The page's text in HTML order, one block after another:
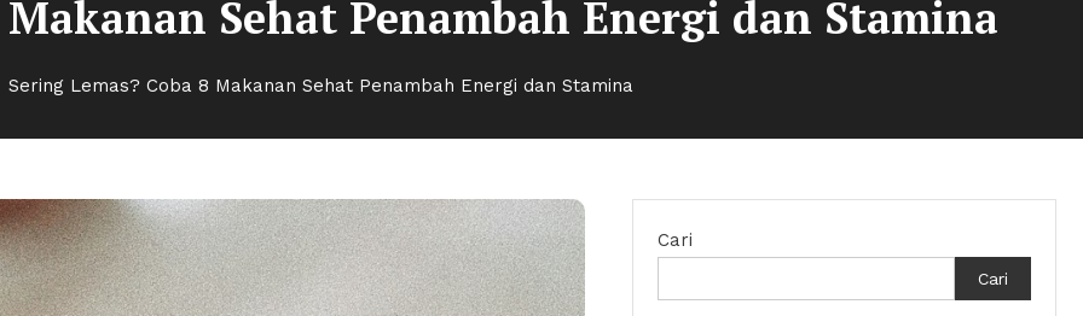
Makanan Sehat Penambah Energi dan Stamina
Sering Lemas? Coba 8 Makanan Sehat Penambah Energi dan Stamina
Cari
Cari